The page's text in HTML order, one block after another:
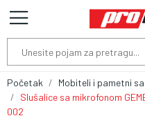
Početak Mobiteli i pametni
Slušalice sa mikrofonom
002